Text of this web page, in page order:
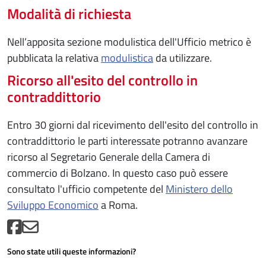
Modalità di richiesta
Nell’apposita sezione modulistica dell'Ufficio metrico è
pubblicata la relativamodulisticada utilizzare.
Ricorso all'esito del controllo in
contraddittorio
Entro 30 giorni dal ricevimento dell'esito del controllo in
contraddittorio le parti interessate potranno avanzare
ricorso al Segretario Generale della Camera di
commercio di Bolzano. In questo caso può essere
consultato l'ufficio competente del Ministero dello
Sviluppo Economicoa Roma.
Sono state utili queste informazioni?